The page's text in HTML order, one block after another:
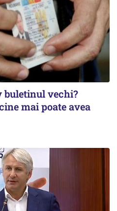
buletinul vechi?
mai poate avea